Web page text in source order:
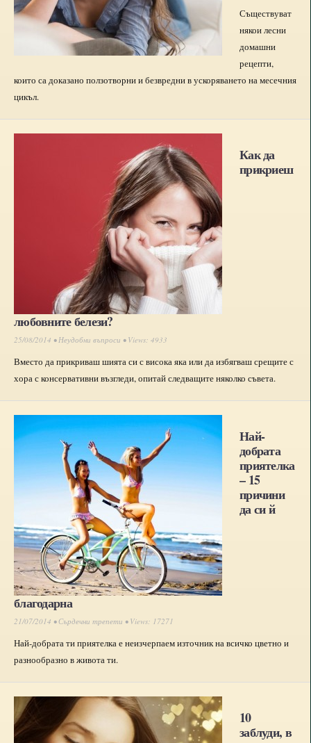
Съществуват
някои лесни
домашни
рецепти,
които са доказано ползотворни и безвредни в ускоряването на месечния
цикъл.
Как да
прикриеш
любовните белези?
25/08/2014 •Неудобни въпроси • Views: 4933
Вместо да прикриваш шията си с висока яка или да избягваш срещите с
хора с консервативни възгледи, опитай следващите няколко съвета.
Най-
добрата
приятелка
– 15
причини
да си й
благодарна
21/07/2014 •Сърдечни трепети • Views: 17271
Най-добрата ти приятелка е неизчерпаем източник на всичко цветно и
разнообразно в живота ти.
10
заблуди, в